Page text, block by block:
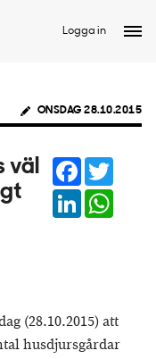
Logga in
ONSDAG 28.10.2015
väl
Facebook
LinkedIn
(28.10.2015) att
husdjursgårdar